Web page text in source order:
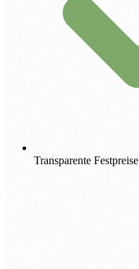
Transparente Festpreise